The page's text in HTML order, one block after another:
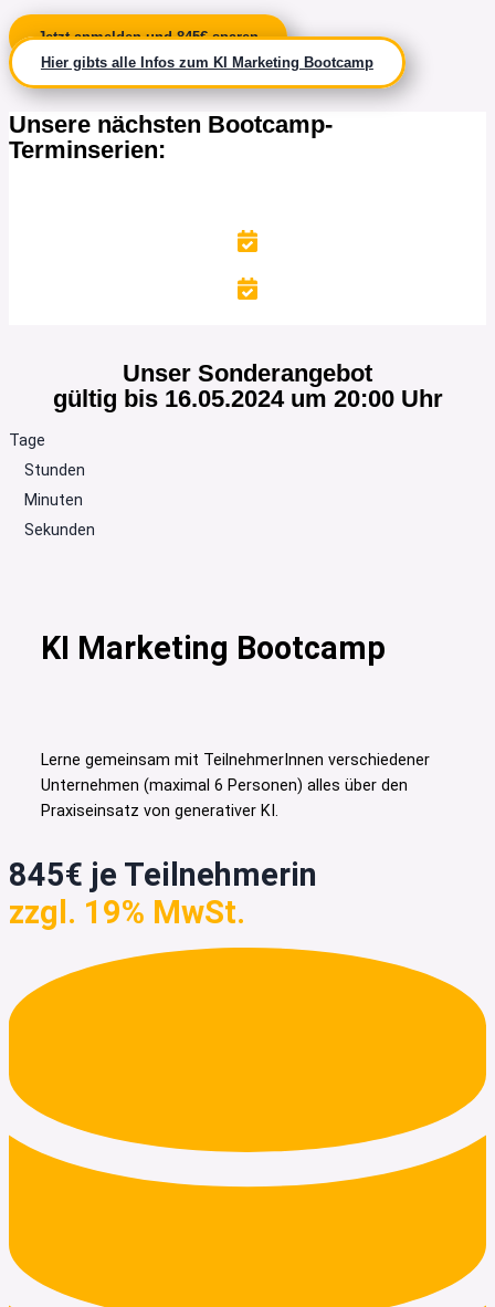
Jetzt anmelden und 845€ sparen
Hier gibts alle Infos zum KI Marketing Bootcamp
Unsere nächsten Bootcamp-
Terminserien:
Unser Sonderangebot
gültig bis 16.05.2024 um 20:00 Uhr
Tage
Stunden
Minuten
Sekunden
KI Marketing Bootcamp
Lerne gemeinsam mit TeilnehmerInnen verschiedener
Unternehmen (maximal 6 Personen) alles über den
Praxiseinsatz von generativer KI.
845€ je Teilnehmerin
zzgl. 19% MwSt.